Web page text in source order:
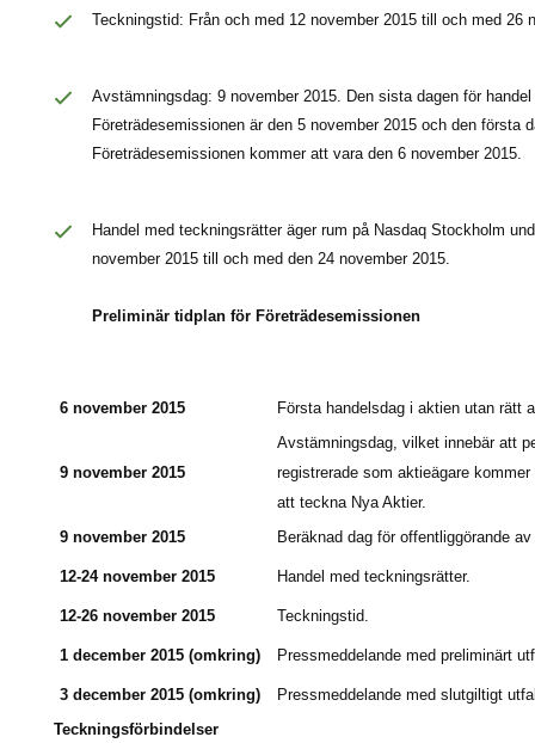
Teckningstid: Från och med 12 november 2015 till och med 26
Avstämningsdag: 9 november 2015. Den sista dagen för
Företrädesemissionen är den 5 november 2015 och den första
Företrädesemissionen kommer att vara den 6 november 2015.
Handel med teckningsrätter äger rum på Nasdaq Stockholm
november 2015 till och med den 24 november 2015.
Preliminär tidplan för Företrädesemissionen
6 november 2015 Första handelsdag i aktien utan rätt
9 november 2015
Avstämningsdag, vilket innebär att
registrerade som aktieägare
att teckna Nya Aktier.
9 november 2015
Beräknad dag för offentliggörande
12-24 november 2015 Handel med teckningsrätter.
12-26 november 2015 Teckningstid.
1 december 2015 (omkring) Pressmeddelande med preliminärt
3 december 2015 (omkring)
Pressmeddelande med slutgiltigt
Teckningsförbindelser